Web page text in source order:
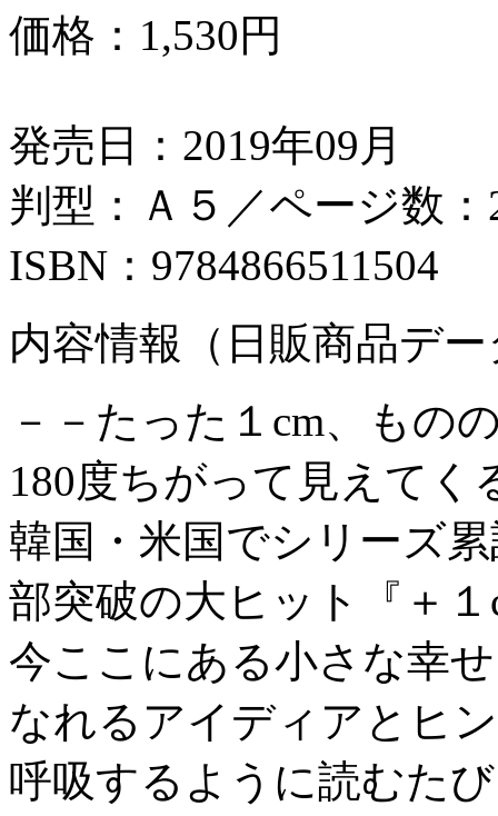
価格： 1,530円
発売日：2019年09月
判型：Ａ５／ページ数：
ISBN：9784866511504
内容情報（日販商品デ
－－たった１cm、もの
180度ちがって見えてく
韓国・米国でシリーズ
部突破の大ヒット『＋
今ここにある小さな幸
なれるアイディアとヒ
呼吸するように読むた